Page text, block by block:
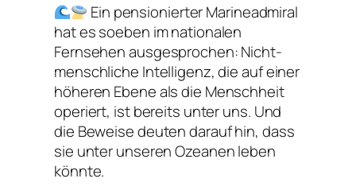
Ein pensionierter Marineadmiral
hat es soeben im nationalen
Fernsehen ausgesprochen: Nicht-
menschliche Intelligenz, die auf einer
höheren Ebene als die Menschheit
operiert, ist bereits unter uns. Und
die Beweise deuten darauf hin, dass
sie unter unseren Ozeanen leben
könnte.